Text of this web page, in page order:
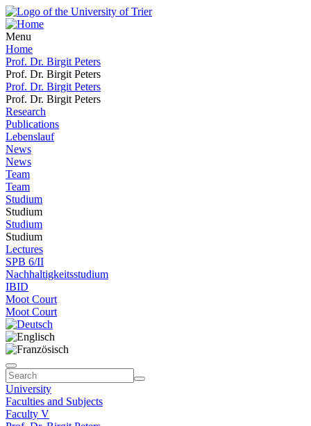
Menu
Home
Prof. Dr. Birgit Peters
Prof. Dr. Birgit Peters
Prof. Dr. Birgit Peters
Prof. Dr. Birgit Peters
Research
Publications
Lebenslauf
News
News
Team
Team
Studium
Studium
Studium
Studium
Lectures
SPB 6/II
Nachhaltigkeitsstudium
IBID
Moot Court
Moot Court
University
Faculties and Subjects
Faculty V